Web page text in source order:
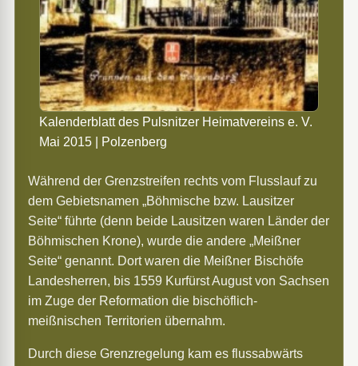
Kalenderblatt des Pulsnitzer Heimatvereins e. V.
Mai 2015 | Polzenberg
Während der Grenzstreifen rechts vom Flusslauf zu
dem Gebietsnamen „Böhmische bzw. Lausitzer
Seite“ führte (denn beide Lausitzen waren Länder der
Böhmischen Krone), wurde die andere „Meißner
Seite“ genannt. Dort waren die Meißner Bischöfe
Landesherren, bis 1559 Kurfürst August von Sachsen
im Zuge der Reformation die bischöflich-
meißnischen Territorien übernahm.
Durch diese Grenzregelung kam es flussabwärts